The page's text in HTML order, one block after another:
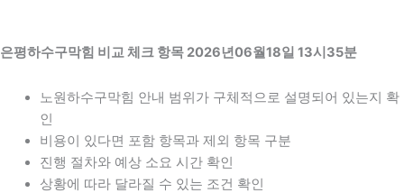
은평하수구막힘 비교 체크 항목 2026년06월18일 13시35분
노원하수구막힘 안내 범위가 구체적으로 설명되어 있는지 확
인
비용이 있다면 포함 항목과 제외 항목 구분
진행 절차와 예상 소요 시간 확인
상황에 따라 달라질 수 있는 조건 확인